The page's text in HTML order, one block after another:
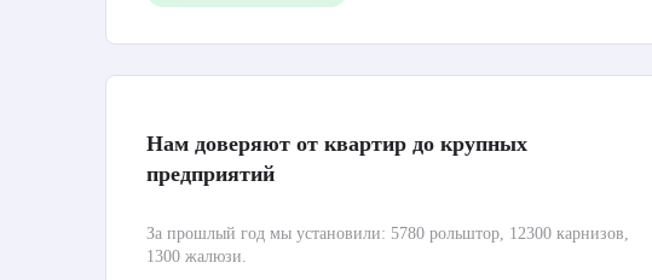
Нам доверяют от квартир до крупных
предприятий
За прошлый год мы установили: 5780 рольштор, 12300 карнизов,
1300 жалюзи.